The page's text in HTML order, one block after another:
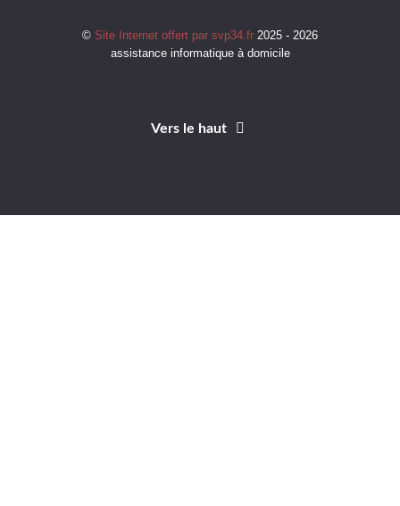
© Site Internet offert par svp34.fr 2025 - 2026
assistance informatique à domicile
Vers le haut